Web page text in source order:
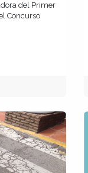
del Primer
Concurso